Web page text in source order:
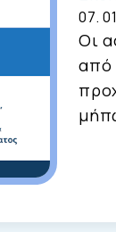
07.
Οι
από